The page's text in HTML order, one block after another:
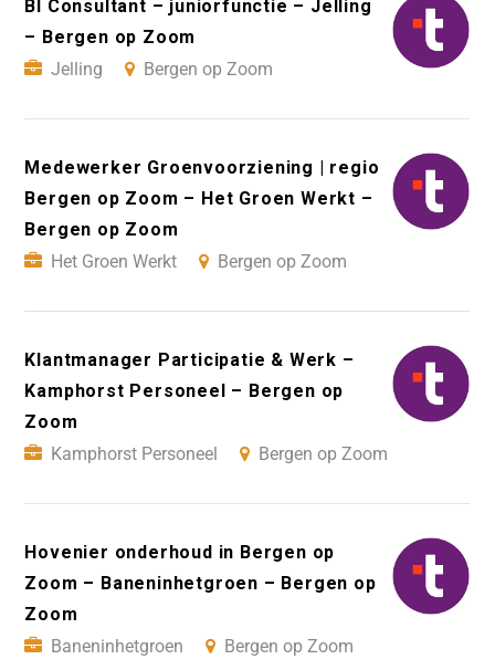
BI Consultant – juniorfunctie – Jelling
– Bergen op Zoom
Jelling
Bergen op Zoom
Medewerker Groenvoorziening | regio
Bergen op Zoom – Het Groen Werkt –
Bergen op Zoom
Het Groen Werkt
Bergen op Zoom
Klantmanager Participatie & Werk –
Kamphorst Personeel – Bergen op
Zoom
Kamphorst Personeel
Bergen op Zoom
Hovenier onderhoud in Bergen op
Zoom – Baneninhetgroen – Bergen op
Zoom
Baneninhetgroen
Bergen op Zoom